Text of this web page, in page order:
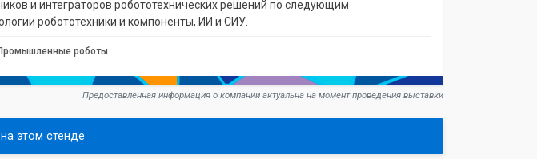
и интеграторов робототехнических решений по следующим
робототехники и компоненты, ИИ и СИУ.
роботы
Предоставленная информация о компании актуальна на момент проведения выставки
этом стенде